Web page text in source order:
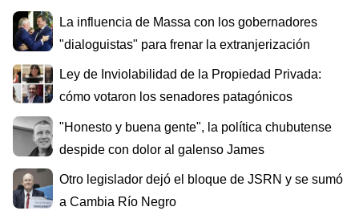
La influencia de Massa con los gobernadores
"dialoguistas" para frenar la extranjerización
Ley de Inviolabilidad de la Propiedad Privada:
cómo votaron los senadores patagónicos
"Honesto y buena gente", la política chubutense
despide con dolor al galenso James
Otro legislador dejó el bloque de JSRN y se sumó
a Cambia Río Negro